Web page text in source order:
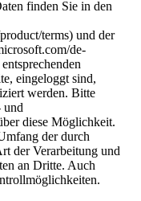
finden Sie in den
terms) und der
de-
eingeloggt sind,
werden. Bitte
und
diese Möglichkeit.
der durch
der Verarbeitung und
an Dritte. Auch